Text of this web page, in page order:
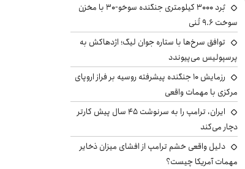
بُرد ۳۰۰۰ کیلومتری جنگنده سوخو-۳۰ با مخزن
سوخت ۹.۶ تُنی
توافق سرخ‌ها با ستاره جوان لیگ؛ اژدهاکش به
پرسپولیس می‌پیوندد
رزمایش ۱۰ جنگنده پیشرفته روسیه بر فراز اروپای
مرکزی با مهمات واقعی
ایران، ترامپ را به سرنوشت ۴۵ سال پیش کارتر
دچار می‌کند
دلیل واقعی خشم ترامپ از افشای میزان ذخایر
مهمات آمریکا چیست؟